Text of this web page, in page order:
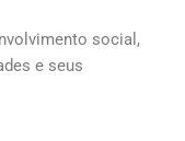
social,
e seus